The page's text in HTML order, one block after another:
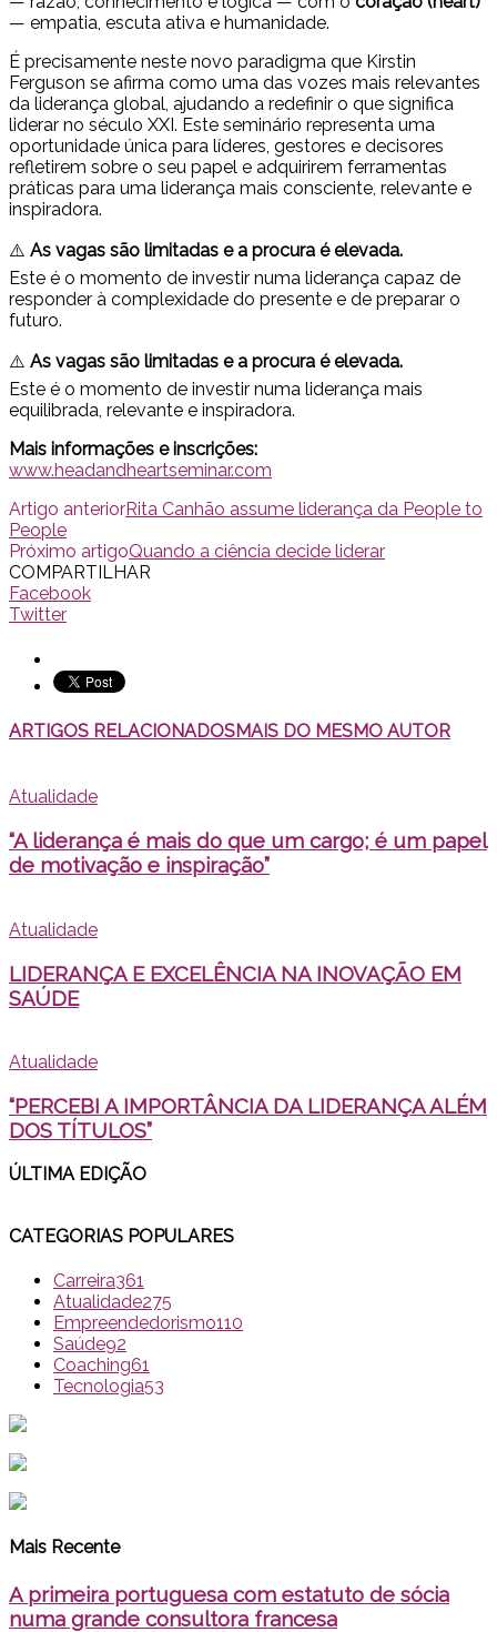
— empatia, escuta ativa e humanidade.
É precisamente neste novo paradigma que Kirstin
Ferguson se afirma como uma das vozes mais relevantes
da liderança global, ajudando a redefinir o que significa
liderar no século XXI. Este seminário representa uma
oportunidade única para líderes, gestores e decisores
refletirem sobre o seu papel e adquirirem ferramentas
práticas para uma liderança mais consciente, relevante e
inspiradora.
⚠️ As vagas são limitadas e a procura é elevada.
Este é o momento de investir numa liderança capaz de
responder à complexidade do presente e de preparar o
futuro.
⚠️ As vagas são limitadas e a procura é elevada.
Este é o momento de investir numa liderança mais
equilibrada, relevante e inspiradora.
Mais informações e inscrições:
www.headandheartseminar.com
Artigo anteriorRita Canhão assume liderança da People to
People
Próximo artigoQuando a ciência decide liderar
COMPARTILHAR
Facebook
Twitter
ARTIGOS RELACIONADOSMAIS DO MESMO AUTOR
Atualidade
“A liderança é mais do que um cargo; é um papel
de motivação e inspiração”
Atualidade
LIDERANÇA E EXCELÊNCIA NA INOVAÇÃO EM
SAÚDE
Atualidade
“PERCEBI A IMPORTÂNCIA DA LIDERANÇA ALÉM
DOS TÍTULOS”
ÚLTIMA EDIÇÃO
CATEGORIAS POPULARES
Carreira361
Atualidade275
Empreendedorismo110
Saúde92
Coaching61
Tecnologia53
Mais Recente
A primeira portuguesa com estatuto de sócia
numa grande consultora francesa